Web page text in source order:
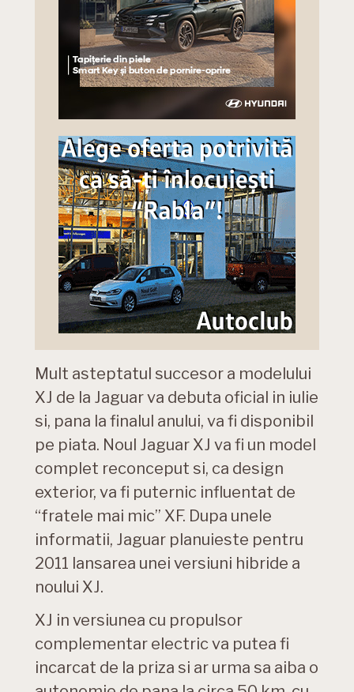
Mult asteptatul succesor a modelului
XJ de la Jaguar va debuta oficial in iulie
si, pana la finalul anului, va fi disponibil
pe piata. Noul Jaguar XJ va fi un model
complet reconceput si, ca design
exterior, va fi puternic influentat de
“fratele mai mic” XF. Dupa unele
informatii, Jaguar planuieste pentru
2011 lansarea unei versiuni hibride a
noului XJ.
XJ in versiunea cu propulsor
complementar electric va putea fi
incarcat de la priza si ar urma sa aiba o